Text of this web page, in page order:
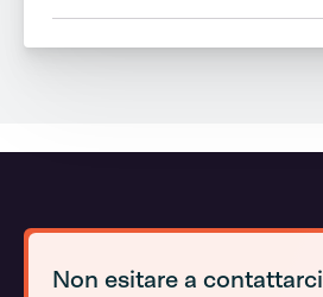
Non esitare a contattarci